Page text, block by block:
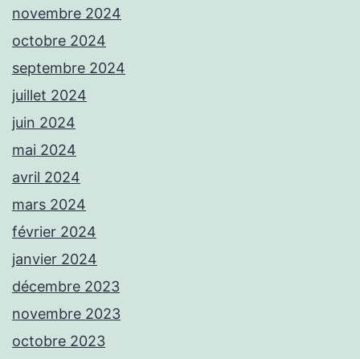
novembre 2024
octobre 2024
septembre 2024
juillet 2024
juin 2024
mai 2024
avril 2024
mars 2024
février 2024
janvier 2024
décembre 2023
novembre 2023
octobre 2023